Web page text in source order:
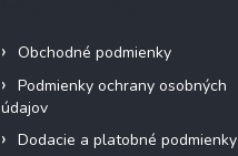
Obchodné podmienky
Podmienky ochrany osobných
údajov
Dodacie a platobné podmienky